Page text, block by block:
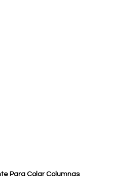
Para Colar Columnas